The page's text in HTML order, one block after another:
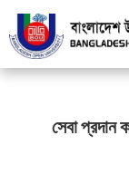
বাউবি
সেবা প্রদান